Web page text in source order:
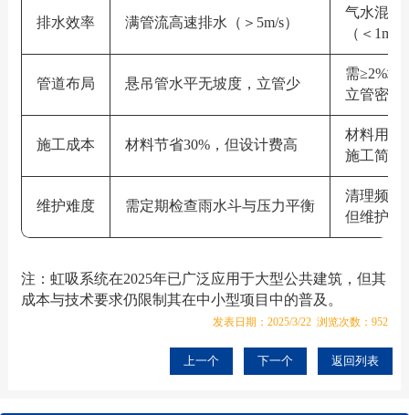
排水效率 满管流高速排水（＞5m/s）‌
气水混合
（＜1m/s
管道布局 悬吊管水平无坡度，立管少‌
需≥2%坡
立管密集‌
施工成本 材料节省30%，但设计费高‌
材料用量
施工简单‌
维护难度 需定期检查雨水斗与压力平衡‌
清理频率
但维护简
注‌：虹吸系统在2025年已广泛应用于大型公共建筑，但其
成本与技术要求仍限制其在中小型项目中的普及‌。
发表日期：2025/3/22 浏览次数：952
上一个 下一个 返回列表